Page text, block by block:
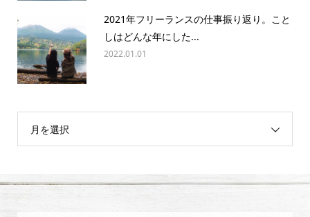
2021年フリーランスの仕事振り返り。こと
しはどんな年にした...
2022.01.01
月を選択